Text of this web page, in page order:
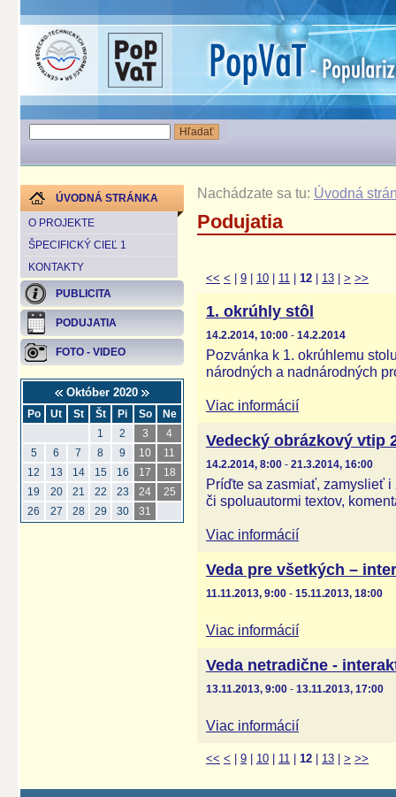
ÚVODNÁ STRÁNKA
O PROJEKTE
ŠPECIFICKÝ CIEĽ 1
KONTAKTY
PUBLICITA
PODUJATIA
FOTO - VIDEO
Október 2020
Po Ut St Št Pi So
Ne
1
2 3
4
5
6 7 8 9 10
11
12
13 14 15 16 17
18
19
20 21 22 23 24
25
26
27 28 29 30 31
Nachádzate sa tu: Úvodná
Podujatia
<< < 9 10 11 12 13 > >>
1. okrúhly stôl
14.2.2014, 10:00 - 14.2.2014
Pozvánka k 1. okrúhlemu
národných a nadnárodných
Viac informácií
Vedecký obrázkový vtip
14.2.2014, 8:00 - 21.3.2014, 16:00
Príďte sa zasmiať, zamyslieť
či spoluautormi textov,
Viac informácií
Veda pre všetkých –
11.11.2013, 9:00 - 15.11.2013, 18:00
Viac informácií
Veda netradične -
13.11.2013, 9:00 - 13.11.2013, 17:00
Viac informácií
<< < 9 10 11 12 13 > >>